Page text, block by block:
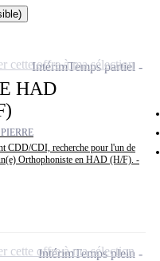
HAD
CDD/CDI, recherche pour l'un de
Orthophoniste en HAD (H/F). -
IntérimTemps partiel
cette offre à ma sélection
IntérimTemps plein
cette offre à ma sélection